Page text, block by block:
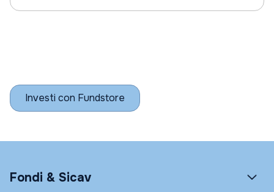
Investi con Fundstore
Fondi & Sicav